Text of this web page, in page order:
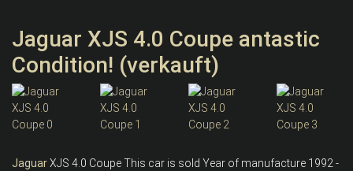
Jaguar XJS 4.0 Coupe antastic
Condition! (verkauft)
JaguarXJS 4.0 Coupe This car is sold Year of manufacture 1992 -